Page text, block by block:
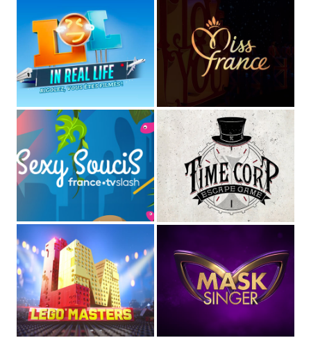
STUDIO MAGO
Directeur Artistiqueet
graphiste pluridisciplinaire
(spécialisé dans les cultures de l'imaginaire depuis plus de
10 ans), Voix offetcomédien de fictions sonores et séries
Musicien dans les groupesMAGOYOND&Le
Naheulband.